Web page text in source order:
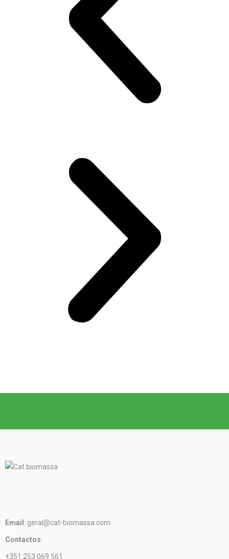
Email : geral@cat-biomassa.com
Contactos:
+351 253 069 561